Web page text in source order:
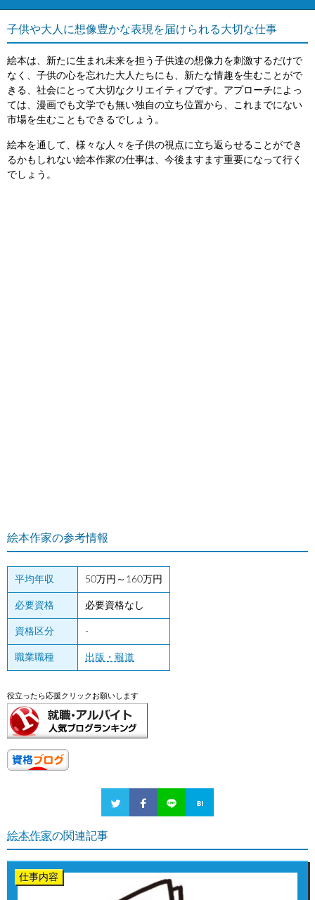
子供や大人に想像豊かな表現を届けられる大切な仕事
絵本は、新たに生まれ未来を担う子供達の想像力を刺激するだけで
なく、子供の心を忘れた大人たちにも、新たな情趣を生むことがで
きる、社会にとって大切なクリエイティブです。アプローチによっ
ては、漫画でも文学でも無い独自の立ち位置から、これまでにない
市場を生むこともできるでしょう。
絵本を通して、様々な人々を子供の視点に立ち返らせることができ
るかもしれない絵本作家の仕事は、今後ますます重要になって行く
でしょう。
絵本作家の参考情報
平均年収 50万円～160万円
必要資格 必要資格なし
資格区分 -
職業職種 出版・報道
役立ったら応援クリックお願いします
絵本作家の関連記事
仕事内容